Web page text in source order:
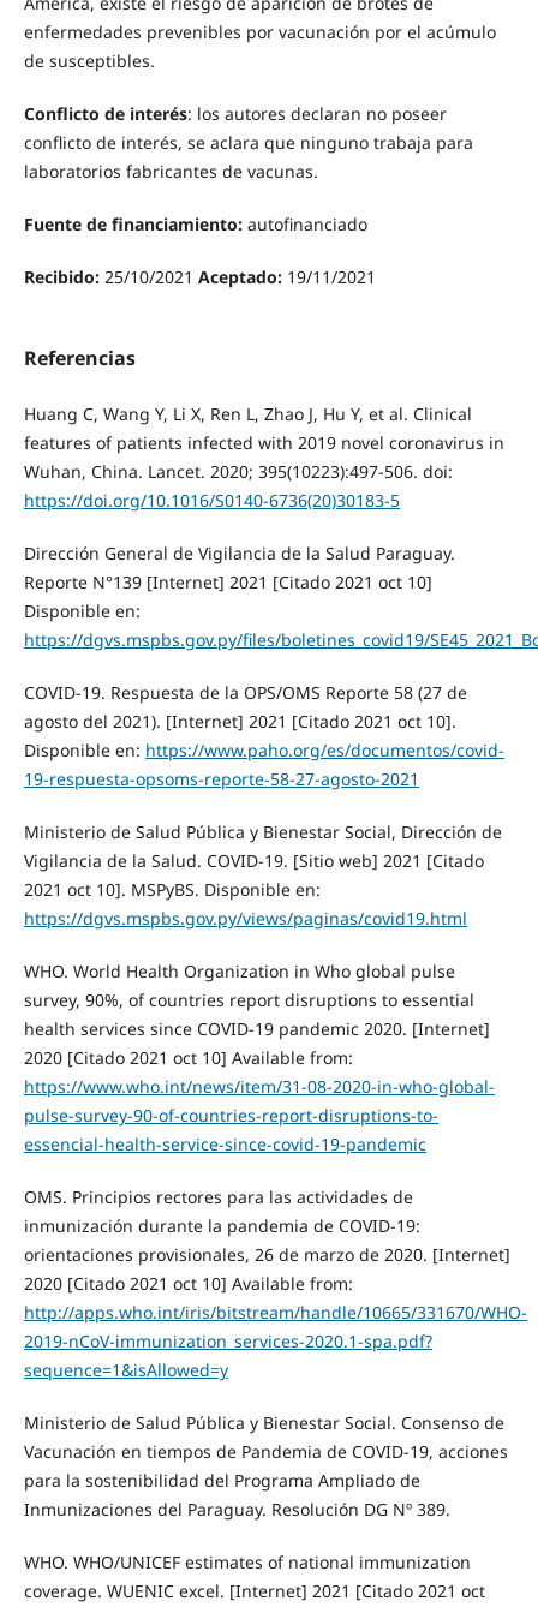
enfermedades prevenibles por vacunación por el acúmulo
de susceptibles.
Conflicto de interés: los autores declaran no poseer
conflicto de interés, se aclara que ninguno trabaja para
laboratorios fabricantes de vacunas.
Fuente de financiamiento: autofinanciado
Recibido:25/10/2021 Aceptado:19/11/2021
Referencias
Huang C, Wang Y, Li X, Ren L, Zhao J, Hu Y, et al. Clinical
features of patients infected with 2019 novel coronavirus in
Wuhan, China. Lancet. 2020; 395(10223):497-506. doi:
https://doi.org/10.1016/S0140-6736(20)30183-5
Dirección General de Vigilancia de la Salud Paraguay.
Reporte N°139 [Internet] 2021 [Citado 2021 oct 10]
Disponible en:
https://dgvs.mspbs.gov.py/files/boletines_covid19/
COVID-19. Respuesta de la OPS/OMS Reporte 58 (27 de
agosto del 2021). [Internet] 2021 [Citado 2021 oct 10].
Disponible en: https://www.paho.org/es/documentos/covid-
19-respuesta-opsoms-reporte-58-27-agosto-2021
Ministerio de Salud Pública y Bienestar Social, Dirección de
Vigilancia de la Salud. COVID-19. [Sitio web] 2021 [Citado
2021 oct 10]. MSPyBS. Disponible en:
https://dgvs.mspbs.gov.py/views/paginas/covid19.html
WHO. World Health Organization in Who global pulse
survey, 90%, of countries report disruptions to essential
health services since COVID-19 pandemic 2020. [Internet]
2020 [Citado 2021 oct 10] Available from:
https://www.who.int/news/item/31-08-2020-in-who-global-
pulse-survey-90-of-countries-report-disruptions-to-
essencial-health-service-since-covid-19-pandemic
OMS. Principios rectores para las actividades de
inmunización durante la pandemia de COVID-19:
orientaciones provisionales, 26 de marzo de 2020. [Internet]
2020 [Citado 2021 oct 10] Available from:
http://apps.who.int/iris/bitstream/handle/10665/331670/WHO-
2019-nCoV-immunization_services-2020.1-spa.pdf?
sequence=1&isAllowed=y
Ministerio de Salud Pública y Bienestar Social. Consenso de
Vacunación en tiempos de Pandemia de COVID-19, acciones
para la sostenibilidad del Programa Ampliado de
Inmunizaciones del Paraguay. Resolución DG Nº 389.
WHO. WHO/UNICEF estimates of national immunization
coverage. WUENIC excel. [Internet] 2021 [Citado 2021 oct